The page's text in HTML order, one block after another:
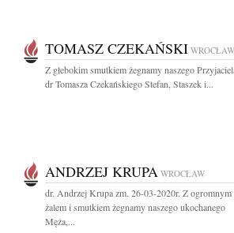
TOMASZ CZEKAŃSKI WROCŁAW
Z głebokim smutkiem żegnamy naszego
dr Tomasza Czekańskiego Stefan, Staszek i...
ANDRZEJ KRUPA WROCŁAW
dr. Andrzej Krupa zm. 26-03-2020r. Z ogromnym
żalem i smutkiem żegnamy naszego ukochanego
Męża,...